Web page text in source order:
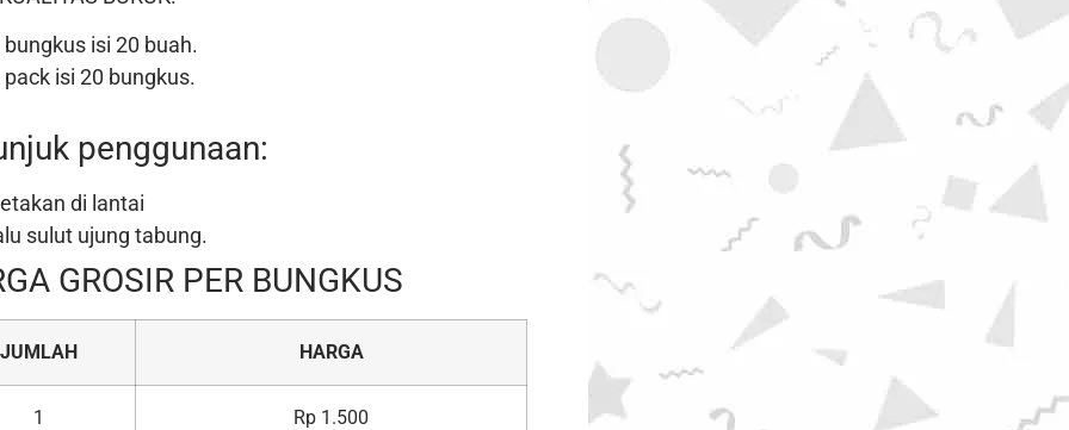
bungkus isi 20 buah.
pack isi 20 bungkus.
penggunaan:
di lantai
sulut ujung tabung.
GROSIR PER BUNGKUS
JUMLAH HARGA
1 Rp 1.500